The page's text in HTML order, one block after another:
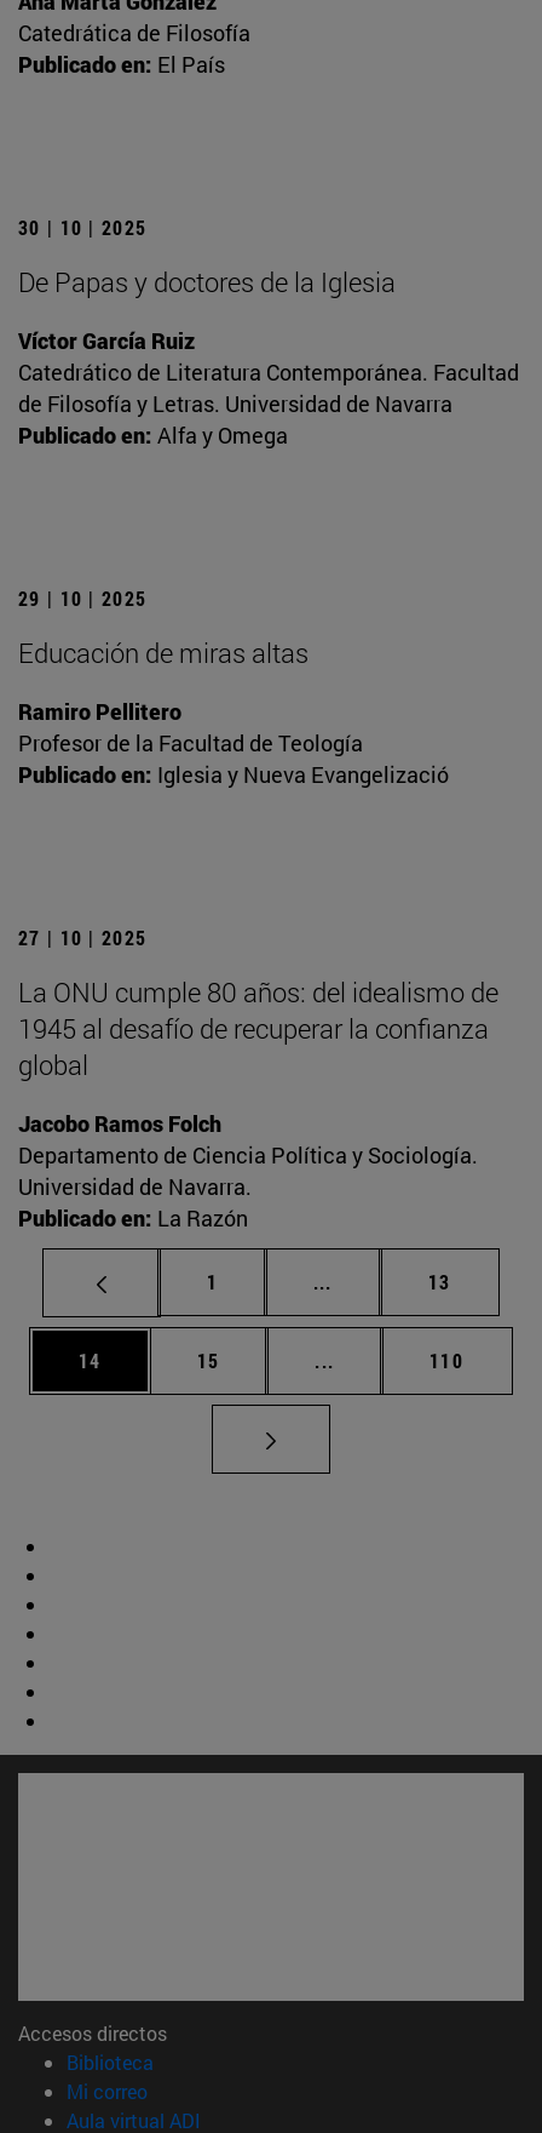
Catedrática de Filosofía
Publicado en: El País
30 | 10 | 2025
De Papas y doctores de la Iglesia
Víctor García Ruiz
Catedrático de Literatura Contemporánea. Facultad
de Filosofía y Letras. Universidad de Navarra
Publicado en: Alfa y Omega
29 | 10 | 2025
Educación de miras altas
Ramiro Pellitero
Profesor de la Facultad de Teología
Publicado en: Iglesia y Nueva Evangelizació
27 | 10 | 2025
La ONU cumple 80 años: del idealismo de
1945 al desafío de recuperar la confianza
global
Jacobo Ramos Folch
Departamento de Ciencia Política y Sociología.
Universidad de Navarra.
Publicado en: La Razón
Página
1 ... Páginas intermedias
Página
13
Página
14 Página
15 ... Páginas intermedias
Página
110
Accesos directos
Biblioteca
Mi correo(abre en nueva ventana)
Aula virtual ADI